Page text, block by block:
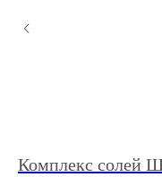
Комплекс солей